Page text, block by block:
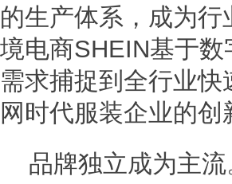
的生产体系，成为
境电商SHEIN基于
需求捕捉到全行业
网时代服装企业的创
品牌独立成为主流